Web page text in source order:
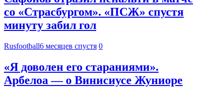
со «Страсбургом». «ПСЖ» спустя
минуту забил гол
Rusfootball6 месяцев спустя 0
«Я доволен его стараниями».
Арбелоа — о Винисиусе Жуниоре